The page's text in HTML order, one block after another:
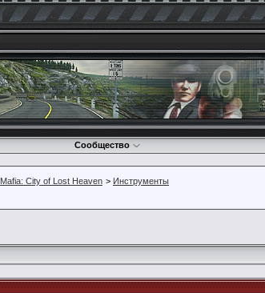
Сообщество
Mafia: City of Lost Heaven > Инструменты